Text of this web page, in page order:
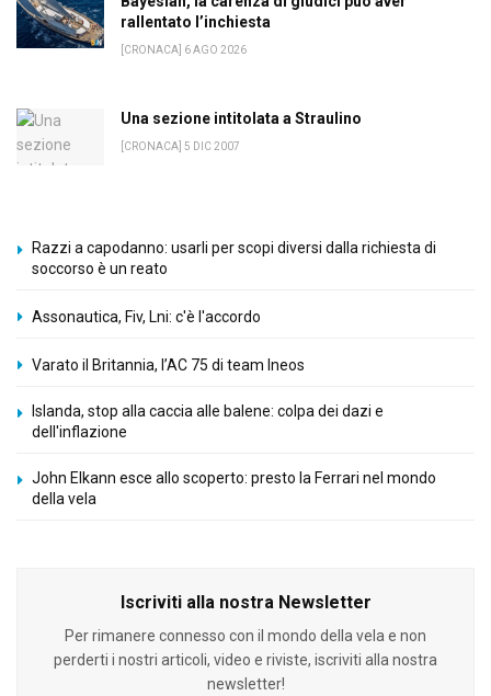
rallentato l’inchiesta
[CRONACA] 6 AGO 2026
Una sezione intitolata a Straulino
[CRONACA] 5 DIC 2007
Razzi a capodanno: usarli per scopi diversi dalla richiesta di
soccorso è un reato
Assonautica, Fiv, Lni: c'è l'accordo
Varato il Britannia, l’AC 75 di team Ineos
Islanda, stop alla caccia alle balene: colpa dei dazi e
dell'inflazione
John Elkann esce allo scoperto: presto la Ferrari nel mondo
della vela
Iscriviti alla nostra Newsletter
Per rimanere connesso con il mondo della vela e non
perderti i nostri articoli, video e riviste, iscriviti alla nostra
newsletter!